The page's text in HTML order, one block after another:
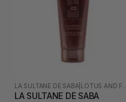
LA SULTANE DE SABA
LA SULTANE DE SABA